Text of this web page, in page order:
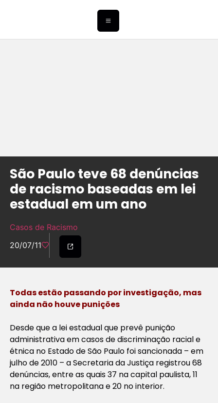
São Paulo teve 68 denúncias
de racismo baseadas em lei
estadual em um ano
Casos de Racismo
20/07/11
Todas estão passando por investigação, mas
ainda não houve punições
Desde que a lei estadual que prevê punição
administrativa em casos de discriminação racial e
étnica no Estado de São Paulo foi sancionada – em
julho de 2010 – a Secretaria da Justiça registrou 68
denúncias, entre as quais 37 na capital paulista, 11
na região metropolitana e 20 no interior.